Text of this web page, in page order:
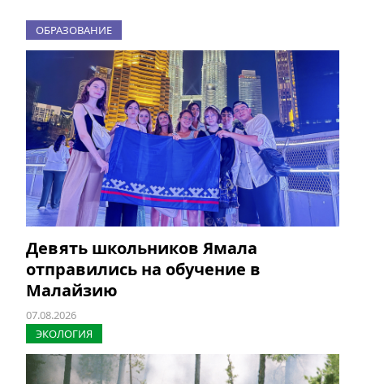
ОБРАЗОВАНИЕ
Девять школьников Ямала
отправились на обучение в
Малайзию
07.08.2026
ЭКОЛОГИЯ